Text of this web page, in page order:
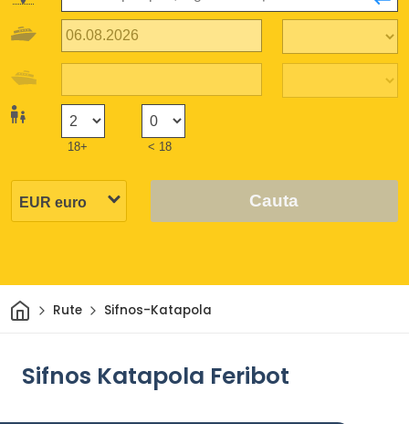
18+ < 18
Cauta
AcasăRute Sifnos-Katapola
Sifnos Katapola Feribot